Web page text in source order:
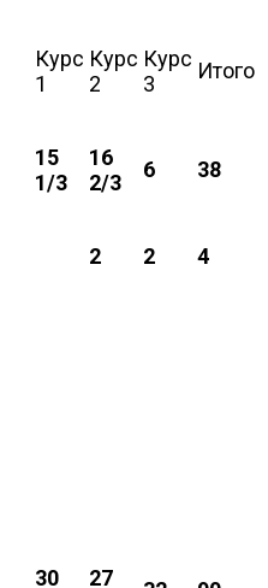
Курс
1
Курс
2
Курс
3
Итого
15
1/3
16
2/3
6 38
2 2 4
30 27